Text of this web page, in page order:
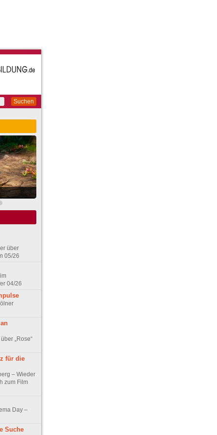
Suchen
über
05/26
04/26
„Rose“
für die
– Wieder
zum Film
Day –
Suche